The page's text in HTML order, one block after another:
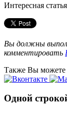
Интересная
Вы должны
комментировать
Также Вы можете
Одной